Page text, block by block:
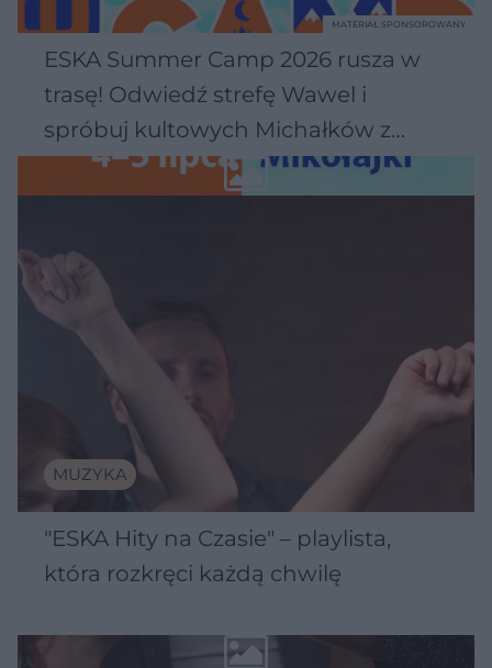
ESKA Summer Camp 2026 rusza w
trasę! Odwiedź strefę Wawel i
spróbuj kultowych Michałków z
Wawelu
MATERIAŁ SPONSOROWANY
MUZYKA
"ESKA Hity na Czasie" – playlista,
która rozkręci każdą chwilę